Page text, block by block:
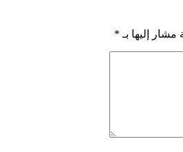
مشار إليها بـ *